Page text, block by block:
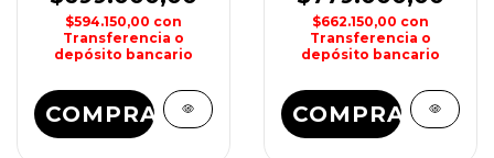
$594.150,00 con
Transferencia o
depósito bancario
COMPRAR
$662.150,00 con
Transferencia o
depósito bancario
COMPRAR